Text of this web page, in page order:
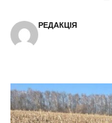
РЕДАКЦІЯ